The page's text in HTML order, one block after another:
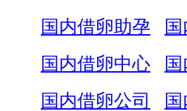
国内借卵助孕
国内借卵中心
国内借卵公司